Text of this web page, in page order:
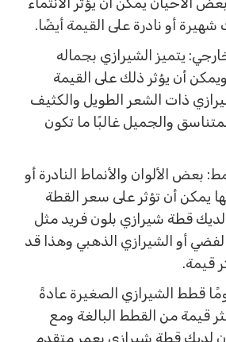
أو نادرة على القيمة أيضًا.
يتميز الشيرازي بجماله
أن يؤثر ذلك على القيمة
ذات الشعر الطويل والكثيف
والجميل غالبًا ما تكون
بعض الألوان والأنماط النادرة أو
يمكن أن تؤثر على سعر القطة
قطة شيرازي بلون فريد مثل
أو الشيرازي الذهبي وهذا قد
قطط الشيرازي الصغيرة عادةً
قيمة من القطط البالغة ومع
قطة شيرازي بعمر متقدم